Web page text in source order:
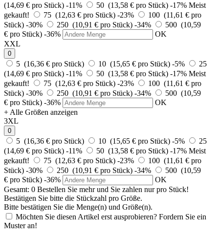
(14,69 € pro Stück) -11% 50 (13,58 € pro Stück) -17% Meist
gekauft!
75 (12,63 € pro Stück) -23%
100 (11,61 € pro
Stück) -30% 250 (10,91 € pro Stück) -34%
500 (10,59
€ pro Stück) -36%
OK
XXL
0
5 (16,36 € pro Stück) 10 (15,65 € pro Stück) -5%
25
(14,69 € pro Stück) -11% 50 (13,58 € pro Stück) -17% Meist
gekauft!
75 (12,63 € pro Stück) -23%
100 (11,61 € pro
Stück) -30% 250 (10,91 € pro Stück) -34%
500 (10,59
€ pro Stück) -36%
OK
+ Alle Größen anzeigen
3XL
0
5 (16,36 € pro Stück) 10 (15,65 € pro Stück) -5%
25
(14,69 € pro Stück) -11% 50 (13,58 € pro Stück) -17% Meist
gekauft!
75 (12,63 € pro Stück) -23%
100 (11,61 € pro
Stück) -30% 250 (10,91 € pro Stück) -34%
500 (10,59
€ pro Stück) -36%
OK
Gesamt: 0 Bestellen Sie mehr und Sie zahlen nurpro Stück!
Bestätigen Sie bitte die Stückzahl pro Größe.
Bitte bestätigen Sie die Menge(n) und Größe(n).
Möchten Sie diesen Artikel erst ausprobieren? Fordern Sie ein
Muster an!